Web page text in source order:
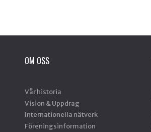
OM OSS
Vår historia
Vision & Uppdrag
Internationella nätverk
Föreningsinformation